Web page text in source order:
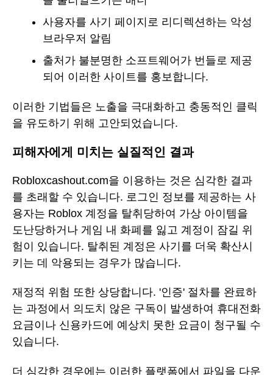
사용자를 사기 페이지로 리디렉션하는 악성
브라우저 알림
출처가 불분명한 소프트웨어가 번들로 제공
되어 이러한 사이트를 홍보합니다.
이러한 기법들은 노출을 극대화하고 충동적인 클릭
을 유도하기 위해 고안되었습니다.
피해자에게 미치는 실질적인 결과
Robloxcashout.com을 이용하는 것은 심각한 결과
를 초래할 수 있습니다. 로그인 정보를 제공하는 사
용자는 Roblox 계정을 탈취당하여 가상 아이템을
도난당하거나 게임 내 화폐를 잃고 계정이 잠길 위
험이 있습니다. 탈취된 계정은 사기를 더욱 확산시
키는 데 악용되는 경우가 많습니다.
재정적 위험 또한 상당합니다. '인증' 절차를 완료하
는 과정에서 의도치 않은 구독이 발생하여 휴대전화
요금이나 신용카드에 예상치 못한 요금이 청구될 수
있습니다.
더 심각한 경우에는 이러한 플랫폼에서 파일을 다운